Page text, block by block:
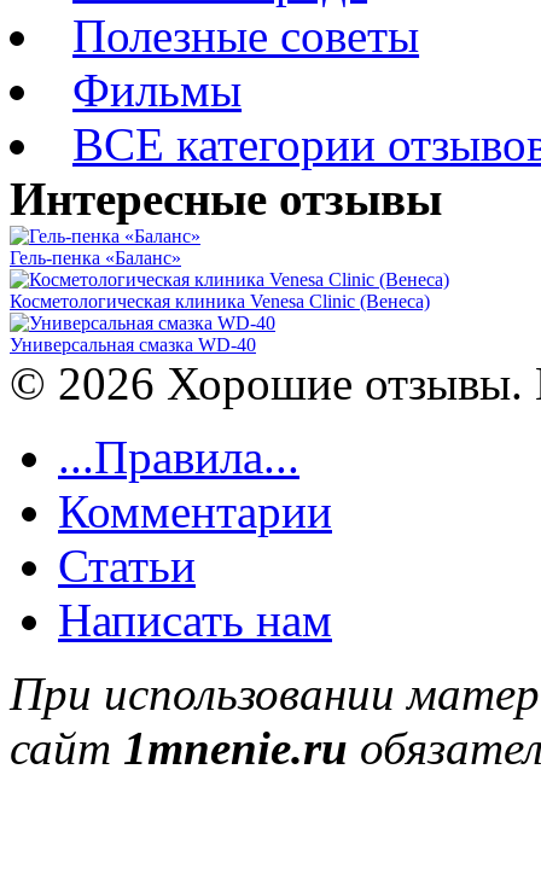
Полезные советы
Фильмы
ВСЕ категории
Интересные отзывы
Гель-пенка «Баланс»
Косметологическая клиника Venesa Clinic (Венеса)
Универсальная смазка WD-40
© 2026 Хорошие отзывы.
...Правила...
Комментарии
Статьи
Написать нам
При использовании
сайт 1mnenie.ru